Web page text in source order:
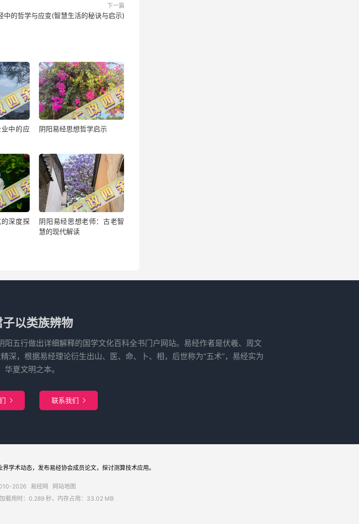
下一篇
中的哲学与应变(智慧生活的秘诀与启示)
中的应
阴阳易经思想哲学启示
深度探
阴阳易经思想老师：古老智
慧的现代解读
子以类族辨物
五行做出详细解释的国学文化百科全书门户网站。易经作者是伏羲、周文
深，根据易经理论衍生出山、医、命、卜、相，后世称为“五术”，易经实为
华夏文明之本。
 联系我们 
界学术动态，发布易经协会成员论文，探讨测算技术应用。
2026 易经网
网站地图
载用时：0.289 秒，内存占用：33.02 MB